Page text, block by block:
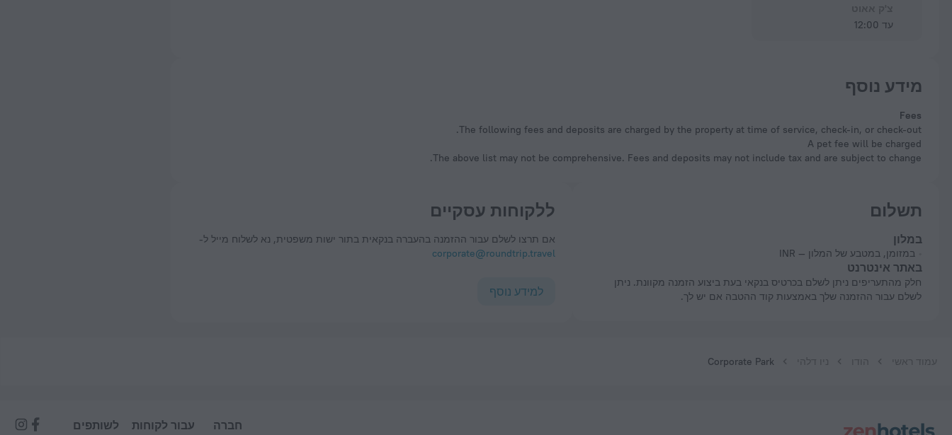
עד 12:00
מידע נוסף
Fees
The following fees and deposits are charged by the property at time of service, check-in, or check-out.
A pet fee will be charged
The above list may not be comprehensive. Fees and deposits may not include tax and are subject to change.
תשלום
במלון
במזומן, במטבע של המלון — INR
באתר אינטרנט
חלק מהתעריפים ניתן לשלם בכרטיס בנקאי בעת ביצוע הזמנה מקוונת. ניתן
לשלם עבור ההזמנה שלך באמצעות קוד ההטבה אם יש לך.
ללקוחות עסקיים
אם תרצו לשלם עבור ההזמנה בהעברה בנקאית בתור ישות משפטית, נא לשלוח מייל ל-
corporate@roundtrip.travel
למידע נוסף
עמוד ראשי הודו ניו דלהי Corporate Park
חברה עבור לקוחות לשותפים